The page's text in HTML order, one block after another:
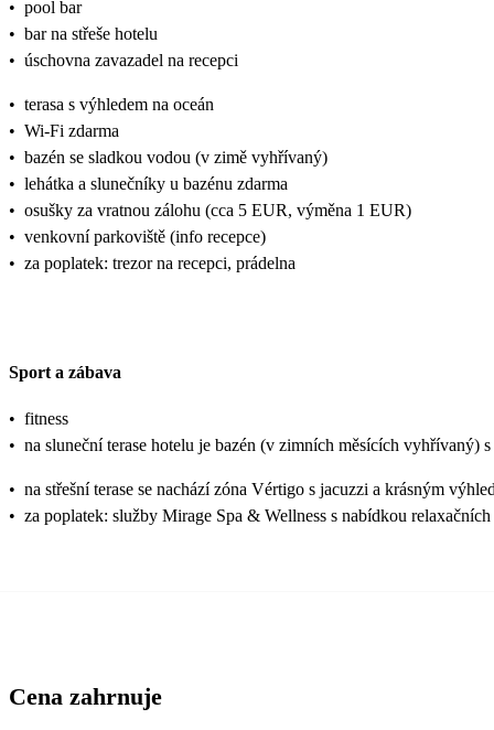
• pool bar
• bar na střeše hotelu
• úschovna zavazadel na recepci
• terasa s výhledem na oceán
• Wi-Fi zdarma
• bazén se sladkou vodou (v zimě vyhřívaný)
• lehátka a slunečníky u bazénu zdarma
• osušky za vratnou zálohu (cca 5 EUR, výměna 1 EUR)
• venkovní parkoviště (info recepce)
• za poplatek: trezor na recepci, prádelna
Sport a zábava
• fitness
• na sluneční terase hotelu je bazén (v zimních měsících vyhřívaný)
• na střešní terase se nachází zóna Vértigo s jacuzzi a krásným
• za poplatek: služby Mirage Spa & Wellness s nabídkou
Cena zahrnuje